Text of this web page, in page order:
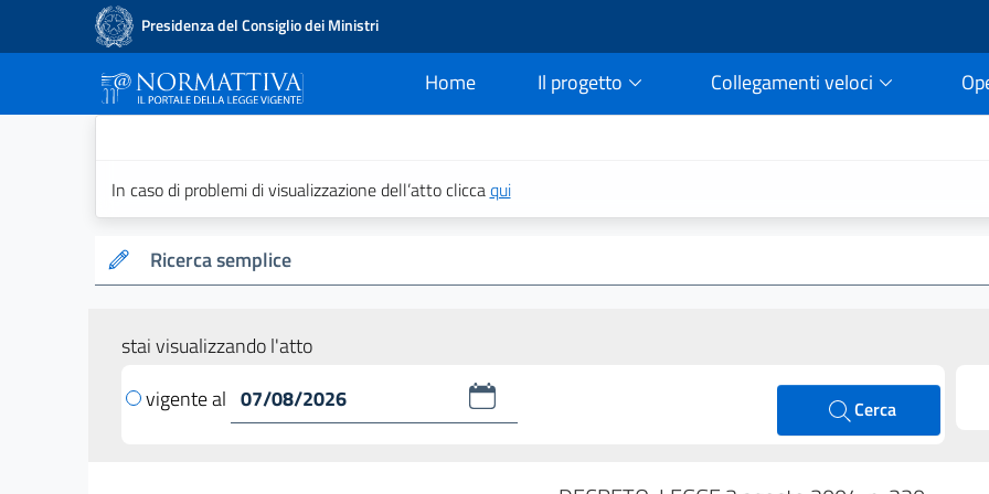
Presidenza del Consiglio dei Ministri
Home
current Il progetto Collegamenti veloci
In caso di problemi di visualizzazione dell’atto cliccaqui
Ricerca semplice
stai visualizzando l'atto
vigente al
Cerca